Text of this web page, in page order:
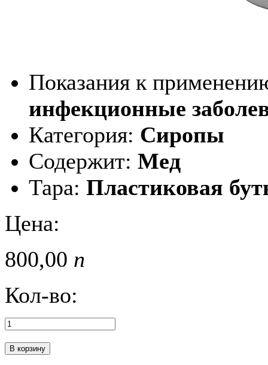
Показания к
инфекционные
Категория: Сиропы
Содержит: Мед
Тара: Пластиковая
Цена:
800,00 п
Кол-во:
В корзину